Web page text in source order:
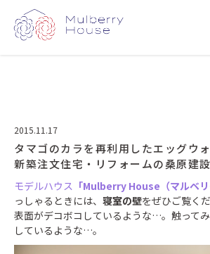
2015.11.17
タマゴのカラを再利用したエッグウ
新築注文住宅・リフォームの桑原建
モデルハウス 「Mulberry House（マルベリ
っしゃるときには、 寝室の壁をぜひご覧く
表面がデコボコしているような…。触って
しているような…。